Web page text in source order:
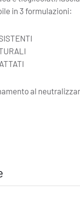
in 3 formulazioni:
al